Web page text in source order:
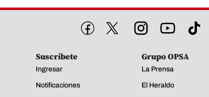
Suscríbete
Ingresar
Notificaciones
Grupo OPSA
La Prensa
El Heraldo